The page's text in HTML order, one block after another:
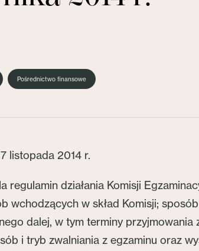
Pośrednictwo finansowe
listopada 2014 r.
regulamin działania Komisji
wchodzących w skład Komisji;
dalej, w tym terminy
i tryb zwalniania z egzaminu oraz